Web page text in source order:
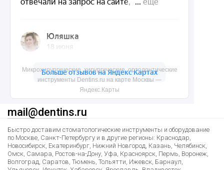
Микрохирургические, хирургические, ортодонтические
инструменты Dentins.ru на карте Москвы —
Яндекс.Карты
Карта сайта
8 (495) 150-55-92
mail@dentins.ru
Быстро доставим стоматологические инструменты и оборудование
по Москве, Санкт-Петербургу и в другие регионы: Краснодар,
Новосибирск, Екатеринбург, Нижний Новгород, Казань, Челябинск,
Омск, Самара, Ростов-на-Дону, Уфа, Красноярск, Пермь, Воронеж,
Волгоград, Саратов, Тюмень, Тольятти, Ижевск, Барнаул,